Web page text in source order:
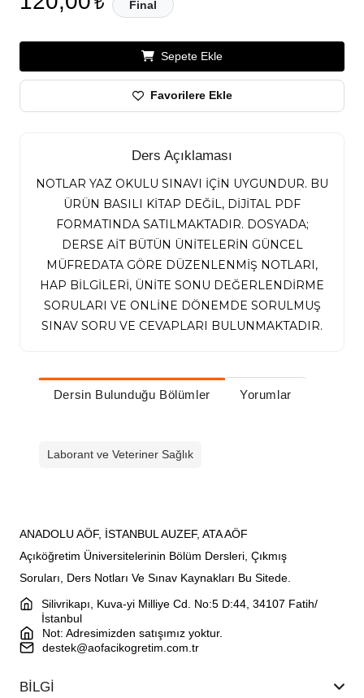
Final
Sepete Ekle
Favorilere Ekle
Ders Açıklaması
NOTLAR YAZ OKULU SINAVI İÇİN UYGUNDUR. BU
ÜRÜN BASILI KİTAP DEĞİL, DİJİTAL PDF
FORMATINDA SATILMAKTADIR. DOSYADA;
DERSE AİT BÜTÜN ÜNİTELERİN GÜNCEL
MÜFREDATA GÖRE DÜZENLENMİŞ NOTLARI,
HAP BİLGİLERİ, ÜNİTE SONU DEĞERLENDİRME
SORULARI VE ONLİNE DÖNEMDE SORULMUŞ
SINAV SORU VE CEVAPLARI BULUNMAKTADIR.
Dersin Bulunduğu Bölümler Yorumlar
Laborant ve Veteriner Sağlık
ANADOLU AÖF, İSTANBUL AUZEF, ATA AÖF
Açıköğretim Üniversitelerinin Bölüm Dersleri, Çıkmış
Soruları, Ders Notları Ve Sınav Kaynakları Bu Sitede.
Silivrikapı, Kuva-yi Milliye Cd. No:5 D:44, 34107 Fatih/
İstanbul
Not: Adresimizden satışımız yoktur.
destek@aofacikogretim.com.tr
BİLGİ